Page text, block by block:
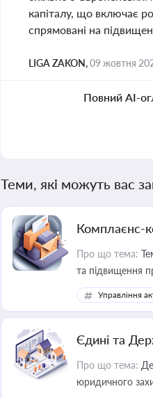
капіталу, що включає
спрямовані на
LIGA ZAKON,09 жовтня
Повний AI-
Теми, які можуть вас
Комплаєнс-
Про що тема:
та підвищення
Управління
Єдині та
Про що тема:
юридичного